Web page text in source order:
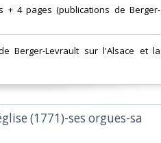
+ 4 pages (publications de Berger-
Berger-Levrault sur l'Alsace et la
(1771)-ses orgues-sa